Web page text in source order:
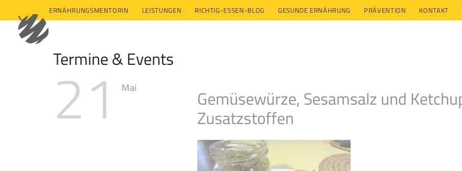
ERNÄHRUNGSMENTORIN LEISTUNGEN RICHTIG-ESSEN-BLOG GESUNDE ERNÄHRUNG PRÄVENTION KONTAKT
Termine & Events
Gemüsewürze, Sesamsalz und
Zusatzstoffen
21 Mai